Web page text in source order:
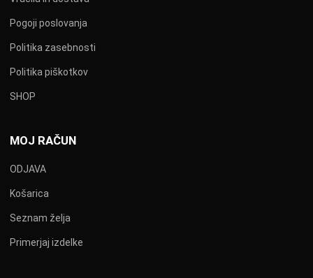
Pogoji poslovanja
Politika zasebnosti
Politika piškotkov
SHOP
MOJ RAČUN
ODJAVA
Košarica
Seznam želja
Primerjaj izdelke